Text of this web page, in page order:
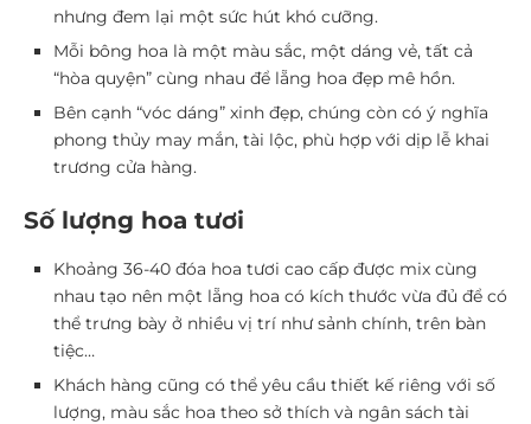
nhưng đem lại một sức hút khó cưỡng.
Mỗi bông hoa là một màu sắc, một dáng vẻ, tất cả
“hòa quyện” cùng nhau để lẵng hoa đẹp mê hồn.
Bên cạnh “vóc dáng” xinh đẹp, chúng còn có ý nghĩa
phong thủy may mắn, tài lộc, phù hợp với dịp lễ khai
trương cửa hàng.
Số lượng hoa tươi
Khoảng 36-40 đóa hoa tươi cao cấp được mix cùng
nhau tạo nên một lẵng hoa có kích thước vừa đủ để có
thể trưng bày ở nhiều vị trí như sảnh chính, trên bàn
tiệc…
Khách hàng cũng có thể yêu cầu thiết kế riêng với số
lượng, màu sắc hoa theo sở thích và ngân sách tài